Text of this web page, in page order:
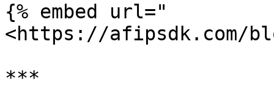
{% embed url="
<https://afipsdk.com/
***